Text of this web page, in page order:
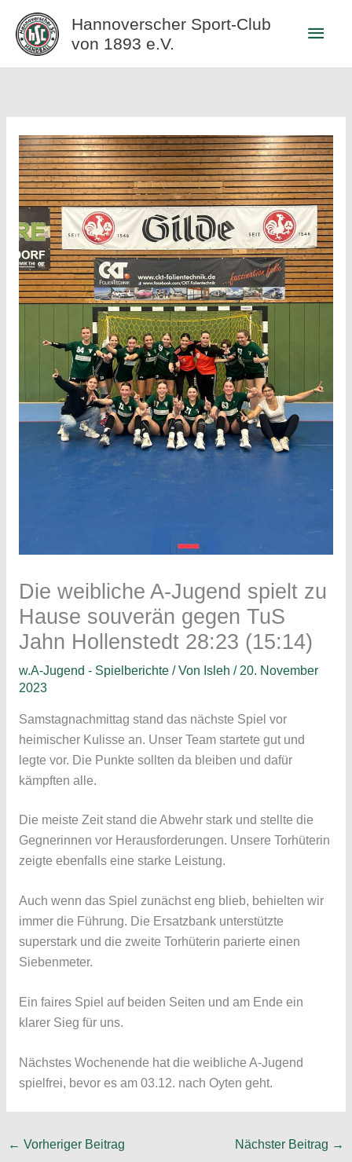
Inhalt
springen
Hannoverscher Sport-Club
von 1893 e.V.
Die weibliche A-Jugend spielt zu
Hause souverän gegen TuS
Jahn Hollenstedt 28:23 (15:14)
w.A-Jugend - Spielberichte/ Von Isleh / 20. November
2023
Samstagnachmittag stand das nächste Spiel vor
heimischer Kulisse an. Unser Team startete gut und
legte vor. Die Punkte sollten da bleiben und dafür
kämpften alle.
Die meiste Zeit stand die Abwehr stark und stellte die
Gegnerinnen vor Herausforderungen. Unsere Torhüterin
zeigte ebenfalls eine starke Leistung.
Auch wenn das Spiel zunächst eng blieb, behielten wir
immer die Führung. Die Ersatzbank unterstützte
superstark und die zweite Torhüterin parierte einen
Siebenmeter.
Ein faires Spiel auf beiden Seiten und am Ende ein
klarer Sieg für uns.
Nächstes Wochenende hat die weibliche A-Jugend
spielfrei, bevor es am 03.12. nach Oyten geht.
← Vorheriger Beitrag Nächster Beitrag →